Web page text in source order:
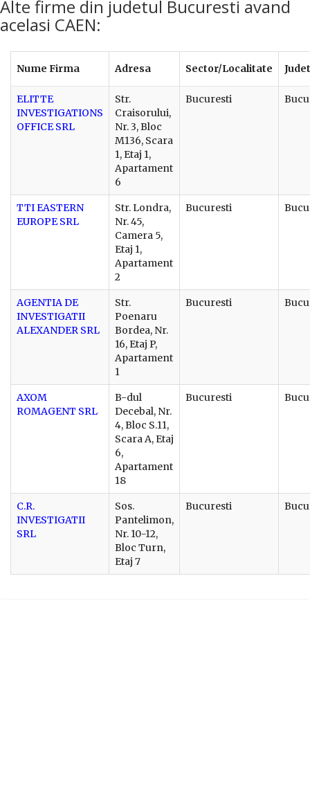
Alte firme din judetul Bucuresti avand
acelasi CAEN:
Nume Firma Adresa Sector/Localitate Judet
ELITTE
INVESTIGATIONS
OFFICE SRL
Str.
Craisorului,
Nr. 3, Bloc
M136, Scara
1, Etaj 1,
Apartament
6
Bucuresti
TTI EASTERN
EUROPE SRL
Str. Londra,
Nr. 45,
Camera 5,
Etaj 1,
Apartament
2
Bucuresti
AGENTIA DE
INVESTIGATII
ALEXANDER SRL
Str.
Poenaru
Bordea, Nr.
16, Etaj P,
Apartament
1
Bucuresti
AXOM
ROMAGENT SRL
B-dul
Decebal, Nr.
4, Bloc S.11,
Scara A, Etaj
6,
Apartament
18
Bucuresti
C.R.
INVESTIGATII
SRL
Sos.
Pantelimon,
Nr. 10-12,
Bloc Turn,
Etaj 7
Bucuresti